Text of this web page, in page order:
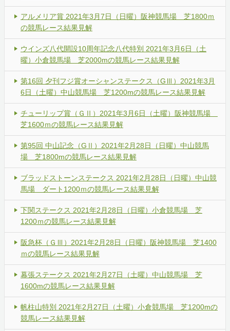
アルメリア賞 2021年3月7日（日曜）阪神競馬場 芝1800ｍ
の競馬レース結果見解
ウインズ八代開設10周年記念八代特別 2021年3月6日（土
曜）小倉競馬場 芝2000mの競馬レース結果見解
第16回 夕刊フジ賞オーシャンステークス（GⅢ）2021年3月
6日（土曜）中山競馬場 芝1200mの競馬レース結果見解
チューリップ賞（ＧⅡ）2021年3月6日（土曜）阪神競馬場
芝1600ｍの競馬レース結果見解
第95回 中山記念（GⅡ）2021年2月28日（日曜）中山競馬
場 芝1800mの競馬レース結果見解
ブラッドストーンステークス 2021年2月28日（日曜）中山競
馬場 ダート1200ｍの競馬レース結果見解
下関ステークス 2021年2月28日（日曜）小倉競馬場 芝
1200ｍの競馬レース結果見解
阪急杯（ＧⅢ）2021年2月28日（日曜）阪神競馬場 芝1400
ｍの競馬レース結果見解
幕張ステークス 2021年2月27日（土曜）中山競馬場 芝
1600mの競馬レース結果見解
帆柱山特別 2021年2月27日（土曜）小倉競馬場 芝1200mの
競馬レース結果見解